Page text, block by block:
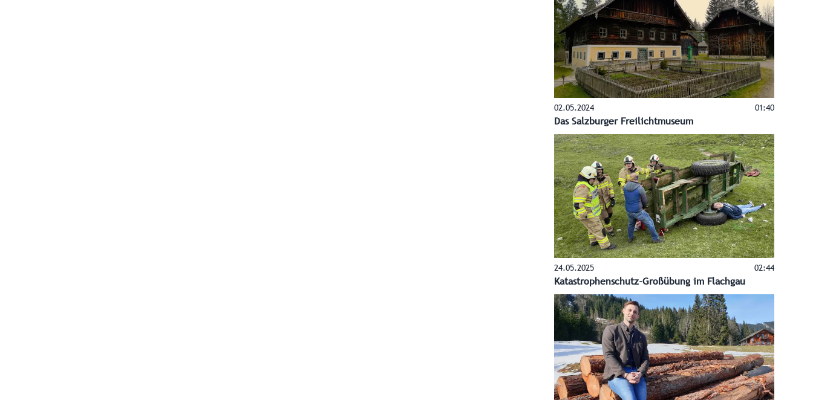
02.05.2024 01:40
Das Salzburger Freilichtmuseum
24.05.2025 02:44
Katastrophenschutz-Großübung im Flachgau